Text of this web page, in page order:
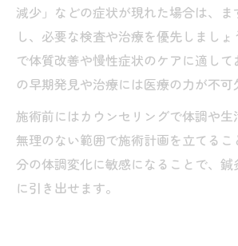
減少」などの症状が現れた場合は、
し、必要な検査や治療を優先しまし
で体質改善や慢性症状のケアに適し
の早期発見や治療には医療の力が不可
施術前にはカウンセリングで体調や生
無理のない範囲で施術計画を立てるこ
分の体調変化に敏感になることで、
に引き出せます。